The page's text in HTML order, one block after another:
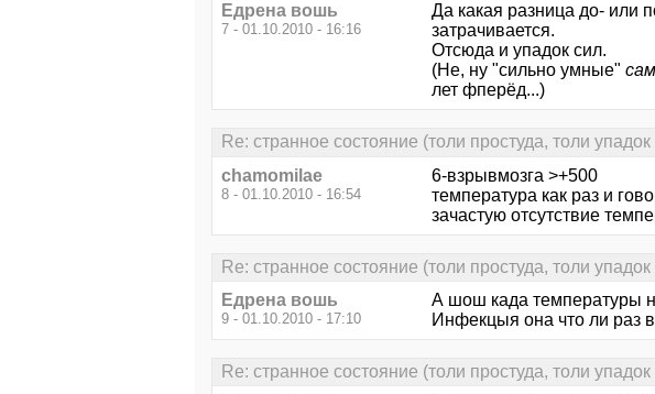
Едрена вошь
7 - 01.10.2010 - 16:16
Да какая разница до- или
затрачивается.
Отсюда и упадок сил.
(Не, ну "сильно умные"
лет фперёд...)
Re: странное состояние (толи простуда, толи упадок
chamomilae
8 - 01.10.2010 - 16:54
6-взрывмозга >+500
температура как раз и
зачастую отсутствие
Re: странное состояние (толи простуда, толи упадок
Едрена вошь
9 - 01.10.2010 - 17:10
А шош када температуры
Инфекцыя она что ли раз
Re: странное состояние (толи простуда, толи упадок